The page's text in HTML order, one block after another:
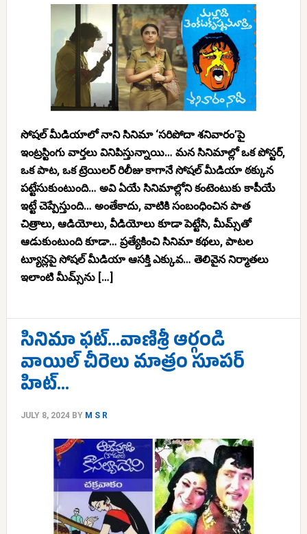
సోషల్ మీడియాలో నాని సినిమా ‘సరిపోదా శనివారం’పై
ఇంట్రస్టింగు వార్తలు వినిపిస్తున్నాయి… మన సినిమాల్లో ఒక పోస్టర్,
ఒక పాట, ఒక ట్రెయిలర్ రిలీజు కాగానే సోషల్ మీడియా ఠక్కున
పట్టేసుకుంటుంది… అవి ఏయే సినిమాల్లోని కంటెంటుకు కాపీయే
ఇట్టే చెప్పేస్తుంది… అంతేకాదు, వాటికి సంబంధించిన పాత
చిత్రాలు, ఆడియోలు, వీడియోలు కూడా పెట్టేసి, మీమ్స్‌తో
ఆడుకుంటుంది కూడా… ప్రత్యేకించి సినిమా కథలు, పాటల
ట్యూన్లపై సోషల్ మీడియా ఆసక్తి ఎక్కువ… తెలివైన నిర్మాతలు
ఇలాంటి మీమ్స్‌ను […]
సినిమా ఫట్…వాణిశ్రీ ఆర్గండి
వాయిల్ చీరెలు మాత్రం సూపర్
హిట్…
JULY 8, 2024BY M S R